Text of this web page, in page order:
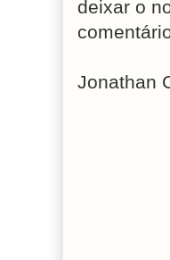
deixar o
Jonathan